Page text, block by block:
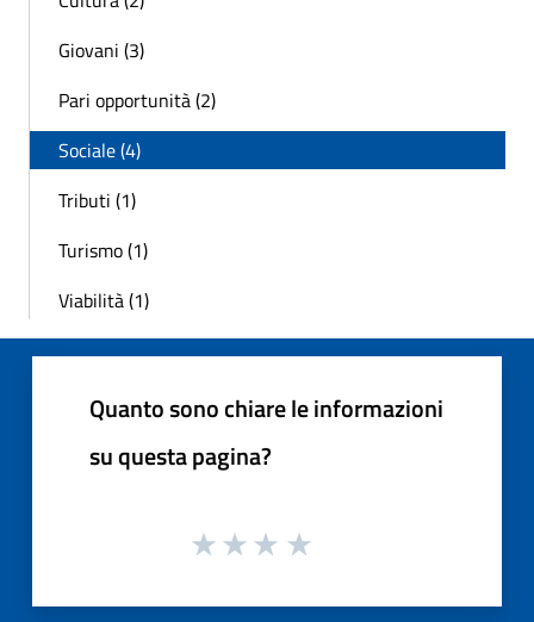
Giovani (3)
Pari opportunità (2)
Sociale (4)
Tributi (1)
Turismo (1)
Viabilità (1)
Quanto sono chiare le informazioni
su questa pagina?